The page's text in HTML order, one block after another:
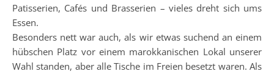
Patisserien, Cafés und Brasserien – vieles dreht sich ums
Essen.
Besonders nett war auch, als wir etwas suchend an einem
hübschen Platz vor einem marokkanischen Lokal unserer
Wahl standen, aber alle Tische im Freien besetzt waren. Als